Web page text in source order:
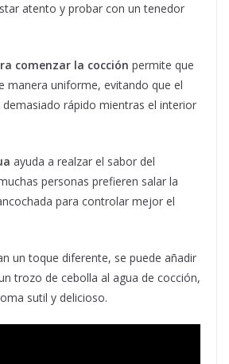
atento y probar con un tenedor
comenzar la cocción permite que
manera uniforme, evitando que el
rápido mientras el interior
ayuda a realzar el sabor del
personas prefieren salar la
para controlar mejor el
un toque diferente, se puede añadir
trozo de cebolla al agua de cocción,
sutil y delicioso.